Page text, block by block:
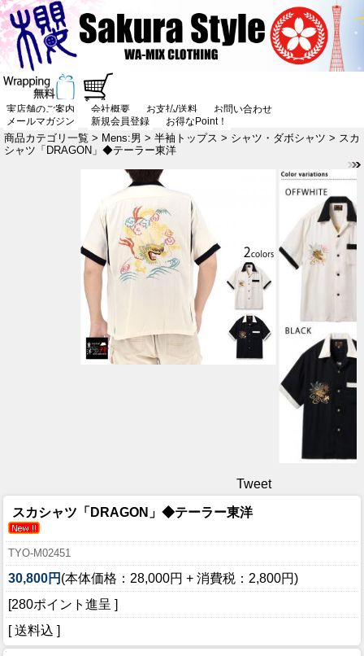
実店舗のご案内 会社概要 お支払/送料
お問い合わせ
メールマガジン
新規会員登録 お得なPoint！
商品カテゴリ一覧 > Mens:男 > 半袖トップス > シャツ・ダボシャツ > スカ
シャツ「DRAGON」◆テーラー東洋
Tweet
スカシャツ「DRAGON」◆テーラー東洋
TYO-M02451
30,800円 (本体価格：28,000円 + 消費税：2,800円)
[280ポイント進呈 ]
[ 送料込 ]